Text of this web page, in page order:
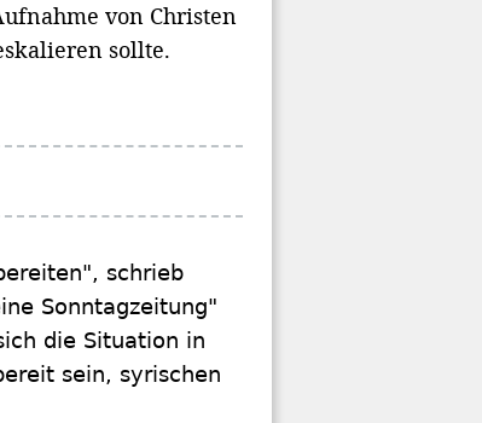
von Christen
sollte.
schrieb
Sonntagzeitung"
die Situation in
sein, syrischen